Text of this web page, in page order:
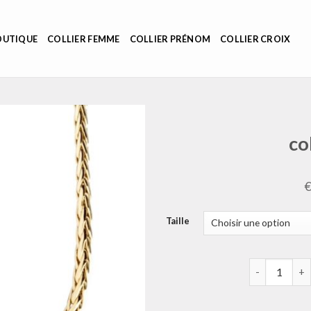
COLLIER FEMME COLLIER PRÉNOM COLLIER CROIX
Taille